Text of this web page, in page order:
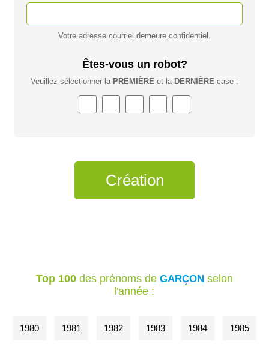
Votre adresse courriel demeure confidentiel.
Êtes-vous un robot?
Veuillez sélectionner la PREMIÈRE et la DERNIÈRE case :
Top 100des prénoms de GARÇONselon
l'année :
1980 1981 1982 1983 1984 1985